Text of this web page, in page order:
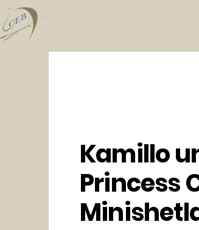
Kamillo
Princess